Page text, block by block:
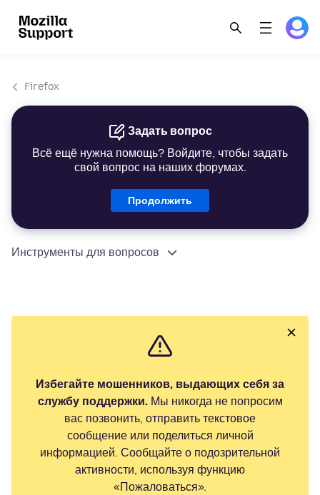
Firefox
Задать вопрос
Всё ещё нужна помощь? Войдите, чтобы задать
свой вопрос на наших форумах.
Продолжить
Инструменты для вопросов
Избегайте мошенников, выдающих себя за
службу поддержки.Мы никогда не попросим
вас позвонить, отправить текстовое
сообщение или поделиться личной
информацией. Сообщайте о подозрительной
активности, используя функцию
«Пожаловаться».